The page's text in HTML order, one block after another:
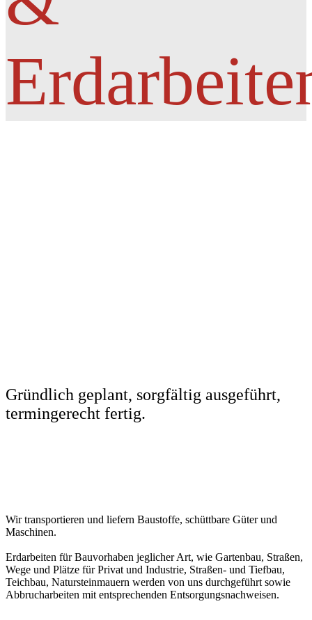
Gründlich geplant, sorgfältig ausgeführt,
termingerecht fertig.
Wir transportieren und liefern Baustoffe, schüttbare Güter und
Maschinen.
Erdarbeiten für Bauvorhaben jeglicher Art, wie Gartenbau, Straßen,
Wege und Plätze für Privat und Industrie, Straßen- und Tiefbau,
Teichbau, Natursteinmauern werden von uns durchgeführt sowie
Abbrucharbeiten mit entsprechenden Entsorgungsnachweisen.